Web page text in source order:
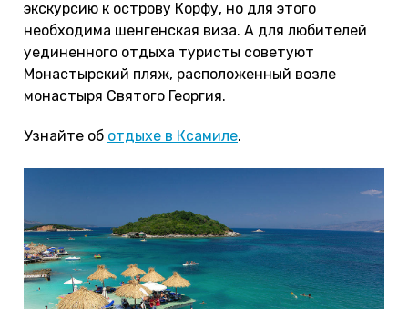
экскурсию к острову Корфу, но для этого
необходима шенгенская виза. А для любителей
уединенного отдыха туристы советуют
Монастырский пляж, расположенный возле
монастыря Святого Георгия.
Узнайте об отдыхе в Ксамиле.